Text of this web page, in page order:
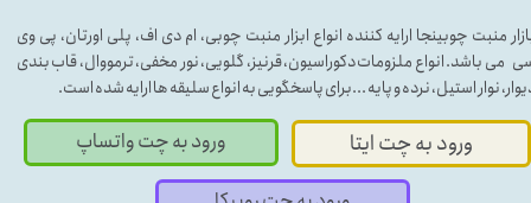
منبت چوبینجا ارایه کننده انواع ابزار منبت چوبی، ام دی اف، پلی اورتان، پی وی
می باشد. انواع ملزومات دکوراسیون، قرنیز، گلویی، نور مخفی، ترمووال، قاب بندی
نوار استیل، نرده و پایه ...برای پاسخگویی به انواع سلیقه ها ارایه شده است.
ورود به چت ایتا ورود به چت واتساپ